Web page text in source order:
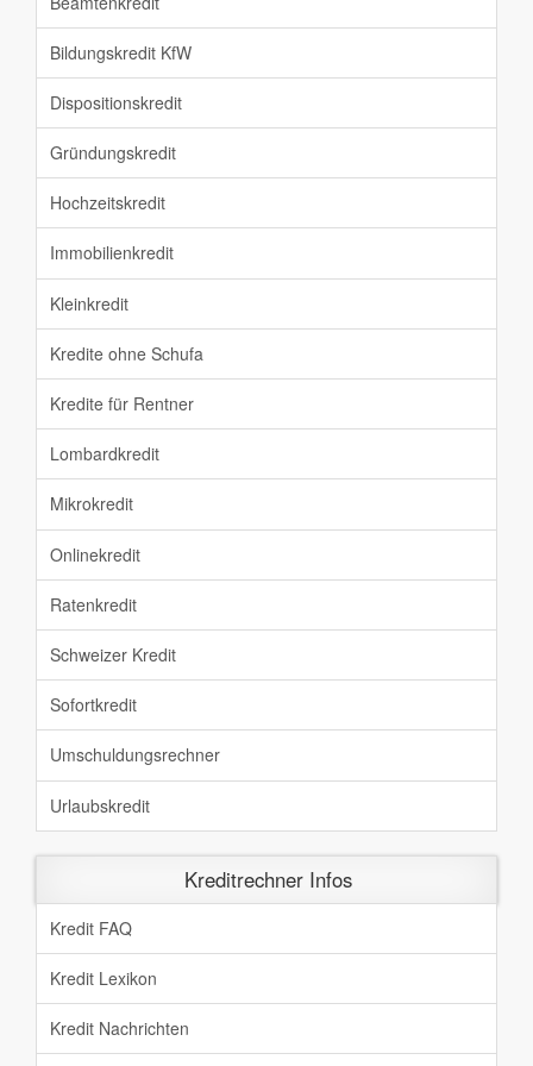
Bildungskredit KfW
Dispositionskredit
Gründungskredit
Hochzeitskredit
Immobilienkredit
Kleinkredit
Kredite ohne Schufa
Kredite für Rentner
Lombardkredit
Mikrokredit
Onlinekredit
Ratenkredit
Schweizer Kredit
Sofortkredit
Umschuldungsrechner
Urlaubskredit
Kreditrechner Infos
Kredit FAQ
Kredit Lexikon
Kredit Nachrichten